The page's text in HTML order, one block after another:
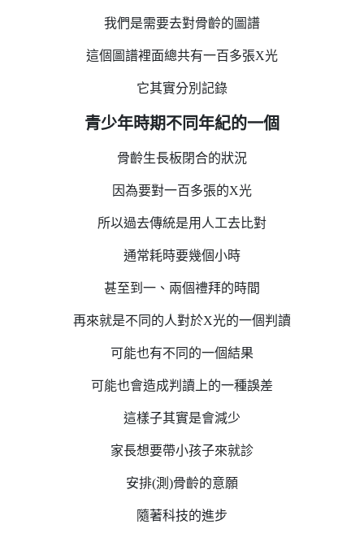
我們是需要去對骨齡的圖譜
這個圖譜裡面總共有一百多張X光
它其實分別記錄
青少年時期不同年紀的一個
骨齡生長板閉合的狀況
因為要對一百多張的X光
所以過去傳統是用人工去比對
通常耗時要幾個小時
甚至到一、兩個禮拜的時間
再來就是不同的人對於X光的一個判讀
可能也有不同的一個結果
可能也會造成判讀上的一種誤差
這樣子其實是會減少
家長想要帶小孩子來就診
安排(測)骨齡的意願
隨著科技的進步